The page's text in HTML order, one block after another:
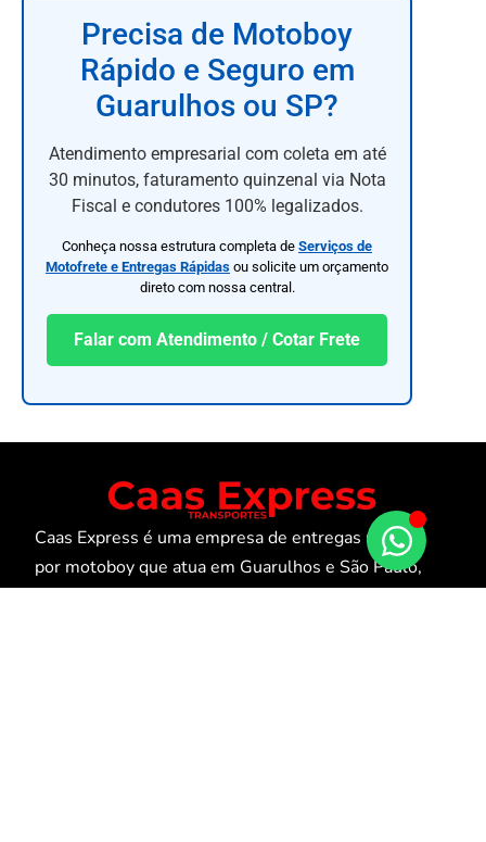
Precisa de Motoboy
Rápido e Seguro em
Guarulhos ou SP?
Atendimento empresarial com coleta em até
30 minutos, faturamento quinzenal via Nota
Fiscal e condutores 100% legalizados.
Conheça nossa estrutura completa de Serviços de
Motofrete e Entregas Rápidas ou solicite um orçamento
direto com nossa central.
Falar com Atendimento / Cotar Frete
Caas Express é uma empresa de entregas rápidas
por motoboy que atua em Guarulhos e São Paulo,